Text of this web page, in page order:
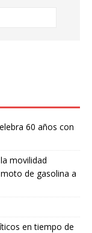
60 años con
movilidad
de gasolina a
en tiempo de